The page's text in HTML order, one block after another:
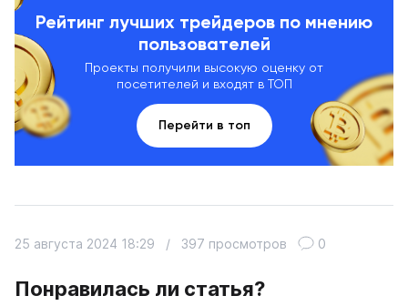
Рейтинг лучших трейдеров по мнению
пользователей
Проекты получили высокую оценку от
посетителей и входят в ТОП
Перейти в топ
Понравилась ли статья?
25 августа 2024 18:29 / 397 просмотров 0